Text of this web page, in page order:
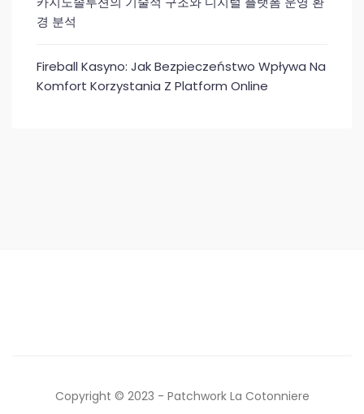
경 분석
Fireball Kasyno: Jak Bezpieczeństwo Wpływa Na
Komfort Korzystania Z Platform Online
Copyright © 2023 - Patchwork La Cotonniere